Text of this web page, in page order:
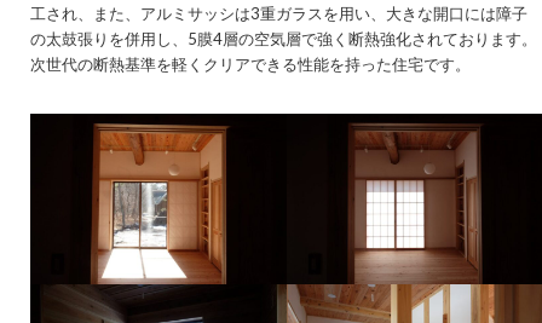
工され、また、アルミサッシは3重ガラスを用い、大きな開口には障子
の太鼓張りを併用し、5膜4層の空気層で強く断熱強化されております。
次世代の断熱基準を軽くクリアできる性能を持った住宅です。